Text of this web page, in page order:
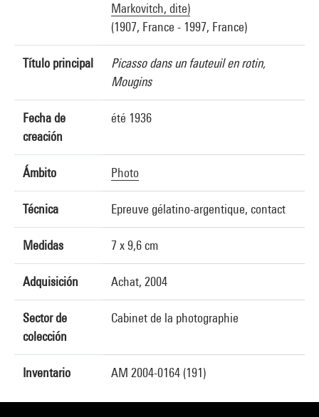
Markovitch, dite)
(1907, France - 1997, France)
Título principal
Picasso dans un fauteuil en rotin,
Mougins
Fecha de
creación
été 1936
Ámbito Photo
Técnica Epreuve gélatino-argentique, contact
Medidas 7 x 9,6 cm
Adquisición Achat, 2004
Sector de
colección
Cabinet de la photographie
Inventario AM 2004-0164 (191)